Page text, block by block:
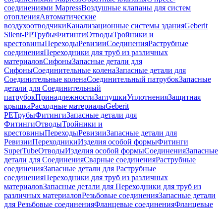
соединениями MapressВоздушные клапаны для систем
отопленияАвтоматические
воздухоотводчикиКанализационные системы зданияGeberit
Silent-PPТрубыФитингиОтводыТройники и
крестовиныПереходыРевизииСоединенияРаструбные
соединенияПереходники для труб из различных
материаловСифоныЗапасные детали для
СифоныСоединительные коленаЗапасные детали для
Соединительные коленаСоединительный патрубокЗапасные
детали для Соединительный
патрубокПринадлежностиЗаглушкиУплотненияЗащитная
крышкаРасходные материалыGeberit
PEТрубыФитингиЗапасные детали для
ФитингиОтводыТройники и
крестовиныПереходыРевизииЗапасные детали для
РевизииПереходникиИзделия особой формыФитинги
SuperTubeОтводыИзделия особой формыСоединенияЗапасные
детали для СоединенияСварные соединенияРаструбные
соединенияЗапасные детали для Раструбные
соединенияПереходники для труб из различных
материаловЗапасные детали для Переходники для труб из
различных материаловРезьбовые соединенияЗапасные детали
для Резьбовые соединенияФланцевые соединенияФланцевые